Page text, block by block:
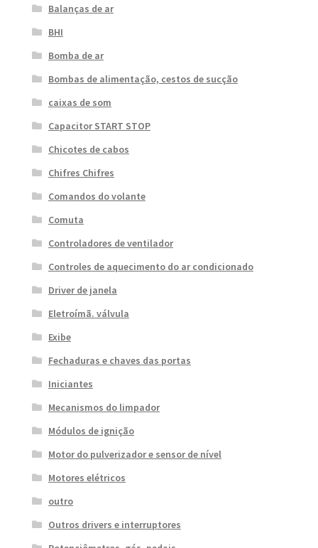
Balanças de ar
BHI
Bomba de ar
Bombas de alimentação, cestos de sucção
caixas de som
Capacitor START STOP
Chicotes de cabos
Chifres Chifres
Comandos do volante
Comuta
Controladores de ventilador
Controles de aquecimento do ar condicionado
Driver de janela
Eletroímã. válvula
Exibe
Fechaduras e chaves das portas
Iniciantes
Mecanismos do limpador
Módulos de ignição
Motor do pulverizador e sensor de nível
Motores elétricos
outro
Outros drivers e interruptores